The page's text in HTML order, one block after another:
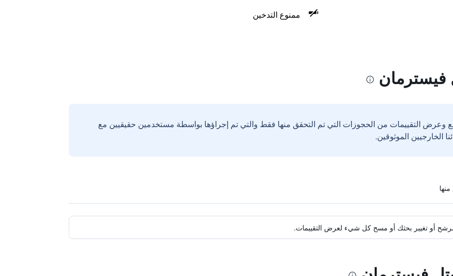
ممنوع التدخين
فيسترمان
وعرض التقييمات من الحجوزات التي تم التحقق منها فقط والتي تم إجراؤها بواسطة مستخدمين حقيقيين مع
مرشح أو تغيير بحثك أو مسح كل شيء لعرض التقييمات.